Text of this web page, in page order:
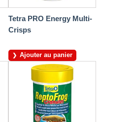
Tetra PRO Energy Multi-
Crisps
Ajouter au panier